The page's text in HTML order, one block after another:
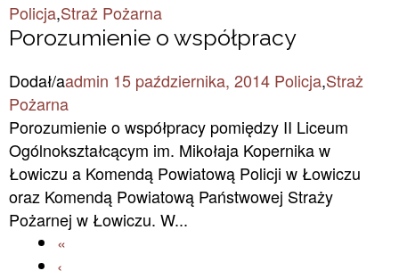
Policja,Straż Pożarna
Porozumienie o współpracy
Dodał/aadmin 15 października, 2014 Policja,Straż
Pożarna
Porozumienie o współpracy pomiędzy II Liceum
Ogólnokształcącym im. Mikołaja Kopernika w
Łowiczu a Komendą Powiatową Policji w Łowiczu
oraz Komendą Powiatową Państwowej Straży
Pożarnej w Łowiczu. W...
«
‹